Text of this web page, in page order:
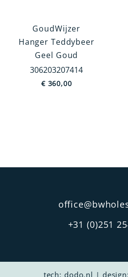
Categorie
Overig
Holland
Jodendom
GoudWijzer
Hanger Teddybeer
Geel Goud
306203207414
€360,00
+31 (0)251
tech: dodo.nl | design: